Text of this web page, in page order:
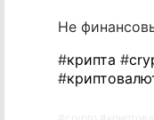
Не
#крипта #
#